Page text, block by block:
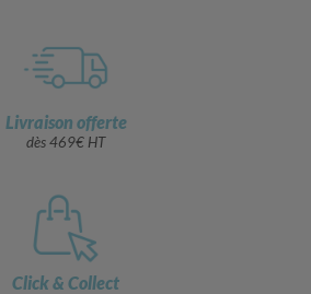
Livraison offerte
dès 469€ HT
Click & Collect